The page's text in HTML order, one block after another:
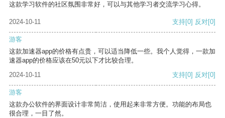
这款学习软件的社区氛围非常好，可以与其他学习者交流学习心得。
2024-10-11 支持[0] 反对[0]
游客
这款加速器app的价格有点贵，可以适当降低一些。我个人觉得，一款加
速器app的价格应该在50元以下才比较合理。
2024-10-11
支持[0] 反对[0]
游客
这款办公软件的界面设计非常简洁，使用起来非常方便。功能的布局也
很合理，一目了然。